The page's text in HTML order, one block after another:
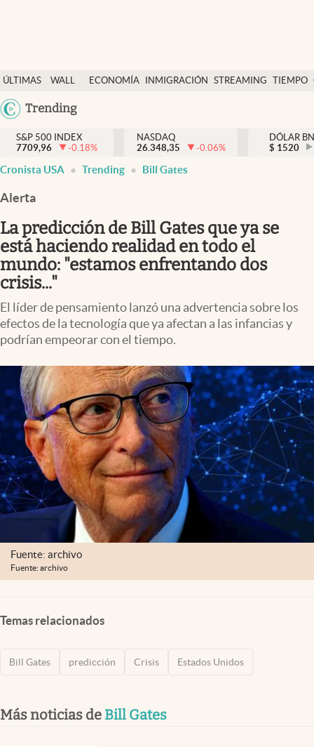
ÚLTIMAS
NOTICIAS
WALL
DÓLAR
ECONOMÍA INMIGRACIÓN STREAMING TIEMPO
México
Trending
Finanzas y economía
Wall Street y dólar
Inmigración
Espiritual
Streaming
Lifestyle
S&P 500 INDEX
7709,96
-0.18%
NASDAQ
26.348,35
-0.06%
DÓLAR
$ 1520
Cronista USA Trending Bill Gates
Alerta
La predicción de Bill Gates que ya se
está haciendo realidad en todo el
mundo: "estamos enfrentando dos
crisis..."
El líder de pensamiento lanzó una advertencia sobre los
efectos de la tecnología que ya afectan a las infancias y
podrían empeorar con el tiempo.
Fuente: archivo
Fuente: archivo
Temas relacionados
Bill Gates predicción Crisis Estados Unidos
Más noticias de Bill Gates